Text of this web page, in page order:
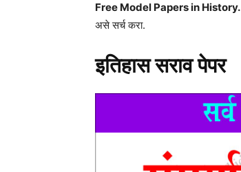
Free Model Papers in History.
असे सर्च करा.
इतिहास सराव पेपर